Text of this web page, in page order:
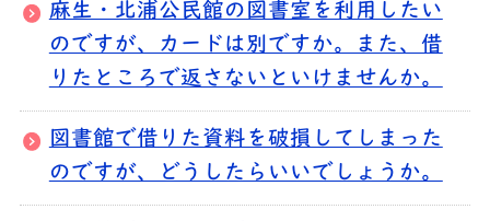
麻生・北浦公民館の図書室を利用したい
のですが、カードは別ですか。また、借
りたところで返さないといけませんか。
図書館で借りた資料を破損してしまった
のですが、どうしたらいいでしょうか。